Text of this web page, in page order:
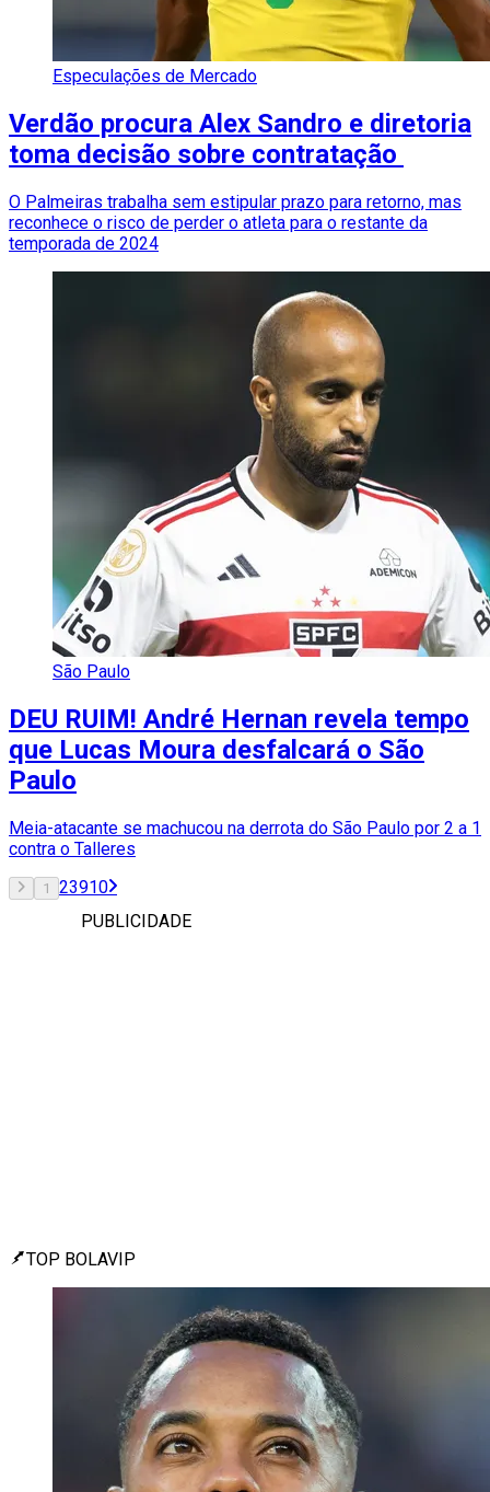
Especulações de Mercado
Verdão procura Alex Sandro e diretoria
toma decisão sobre contratação
O Palmeiras trabalha sem estipular prazo para retorno, mas
reconhece o risco de perder o atleta para o restante da
temporada de 2024
São Paulo
DEU RUIM! André Hernan revela tempo
que Lucas Moura desfalcará o São
Paulo
Meia-atacante se machucou na derrota do São Paulo por 2 a 1
contra o Talleres
1 23910
PUBLICIDADE
TOP BOLAVIP